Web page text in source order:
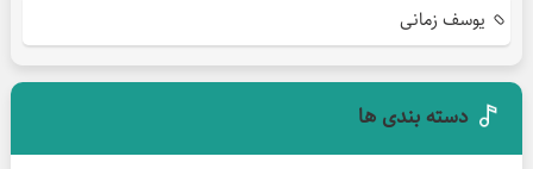
یوسف زمانی
دسته بندی ها